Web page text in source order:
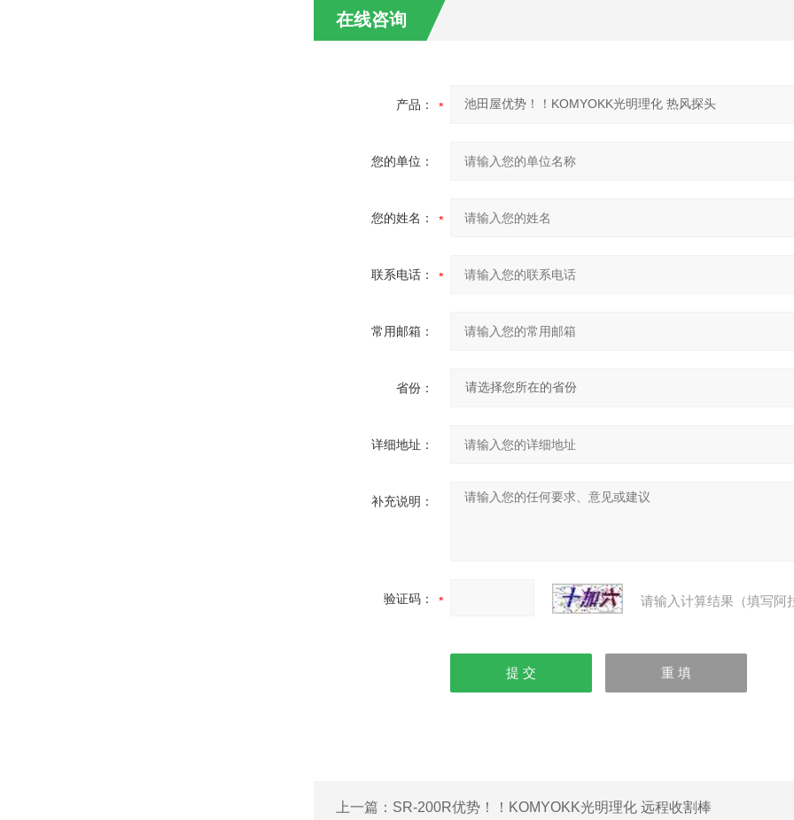
在线咨询
产品：
您的单位：
您的姓名：
联系电话：
常用邮箱：
省份：
详细地址：
补充说明：
验证码： 请输入计算结果（填写阿
上一篇： SR-200R优势！！KOMYOKK光明理化 远程收割棒